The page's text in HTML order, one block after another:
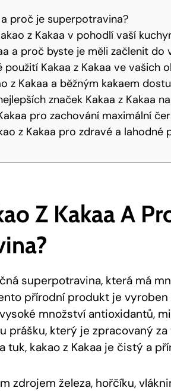
proč je superpotravina?
z Kakaa v pohodlí vaší
a proč byste je měli začlenit do
Kakaa z Kakaa ve vašich
z Kakaa a běžným kakaem
značek Kakaa z Kakaa⁢
​pro zachování‌ maximální
z Kakaa pro zdravé a lahodné
Z Kakaa ⁢a
superpotravina,‍ která‍ má
přírodní produkt ⁢je‍ vyroben
množství antioxidantů,⁤
prášku, který je zpracovaný
tuk, kakao z Kakaa je čistý a
zdrojem železa, hořčíku,